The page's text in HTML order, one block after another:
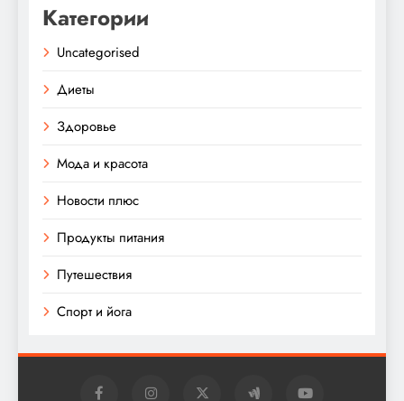
Категории
Uncategorised
Диеты
Здоровье
Мода и красота
Новости плюс
Продукты питания
Путешествия
Спорт и йога